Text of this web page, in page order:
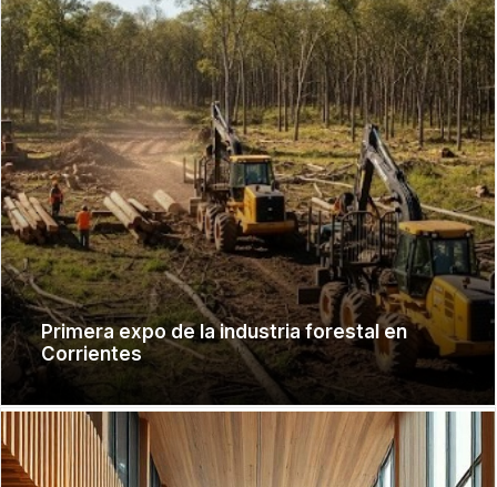
Primera expo de la industria forestal en
Corrientes